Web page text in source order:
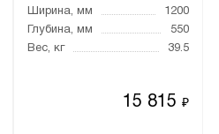
Ширина, мм
1200
Глубина, мм
550
Вес, кг
39.5
15 815₽